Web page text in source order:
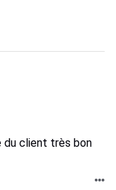
du client très bon